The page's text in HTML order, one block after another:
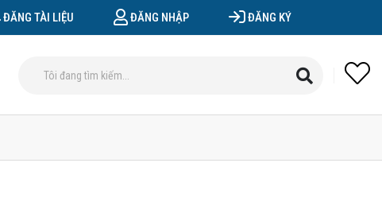
ĐĂNG TÀI LIỆU ĐĂNG NHẬP ĐĂNG KÝ